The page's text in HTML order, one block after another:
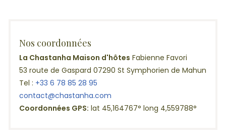
Nos coordonnées
La Chastanha Maison d'hôtes Fabienne Favori
53 route de Gaspard 07290 St Symphorien de Mahun
Tel : +33 6 78 85 28 95
contact@chastanha.com
Coordonnées GPS: lat 45,164767° long 4,559788°